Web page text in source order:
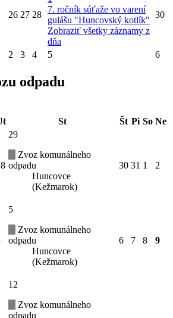
26 27 28
7. ročník súťaže vo varení
gulášu "Huncovský kotlík"
Zobraziť všetky záznamy z
dňa
30
2 3 4 5 6
odpadu
St Št Pi So Ne
29
Zvoz komunálneho
odpadu
Huncovce
(Kežmarok)
30 31 1 2
5
Zvoz komunálneho
odpadu
Huncovce
(Kežmarok)
6 7 8 9
12
Zvoz komunálneho
odpadu